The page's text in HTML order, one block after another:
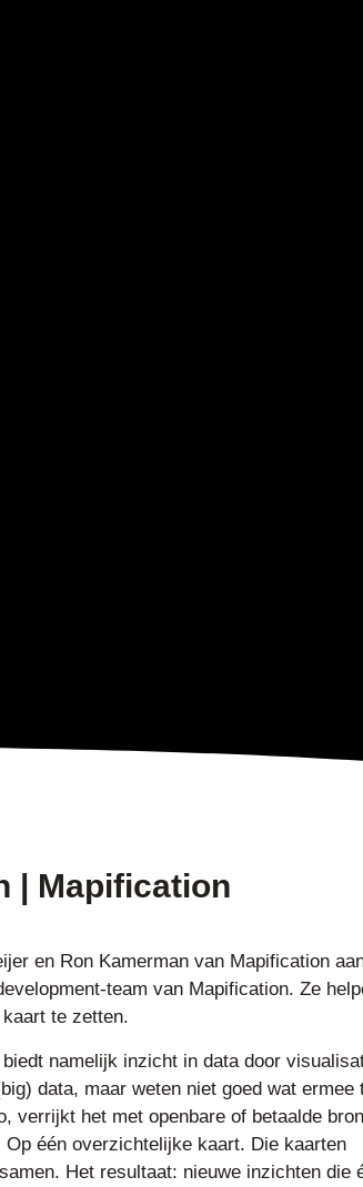
| Mapification
en Ron Kamerman van Mapification
team van Mapification. Ze
te zetten.
namelijk inzicht in data door
data, maar weten niet goed wat ermee
verrijkt het met openbare of betaalde
één overzichtelijke kaart. Die kaarten
Het resultaat: nieuwe inzichten die